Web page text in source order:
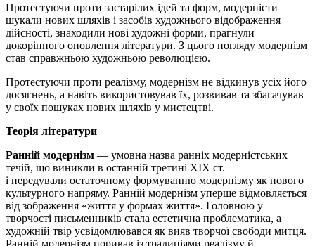
Протестуючи проти застарілих ідей та форм, модерністи
шукали нових шляхів і засобів художнього відображення
дійсності, знаходили нові художні форми, прагнули
докорінного оновлення літератури. З цього погляду модернізм
став справжньою художньою революцією.
Протестуючи проти реалізму, модернізм не відкинув усіх його
досягнень, а навіть використовував їх, розвивав та збагачував
у своїх пошуках нових шляхів у мистецтві.
Теорія літератури
Ранній модернізм — умовна назва ранніх модерністських
течій, що виникли в останній третині XIX ст.
і передували остаточному формуванню модернізму як нового
культурного напряму. Ранній модернізм уперше відмовляється
від зображення «життя у формах життя». Головною у
творчості письменників стала естетична проблематика, а
художній твір усвідомлювався як вияв творчої свободи митця.
Ранній модернізм поривав із традиціями реалізму й